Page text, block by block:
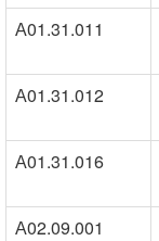
А01.31.011
А01.31.012
А01.31.016
А02.09.001